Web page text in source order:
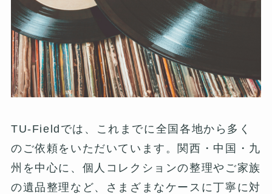
TU-Fieldでは、これまでに全国各地から多く
のご依頼をいただいています。関西・中国・九
州を中心に、個人コレクションの整理やご家族
の遺品整理など、さまざまなケースに丁寧に対